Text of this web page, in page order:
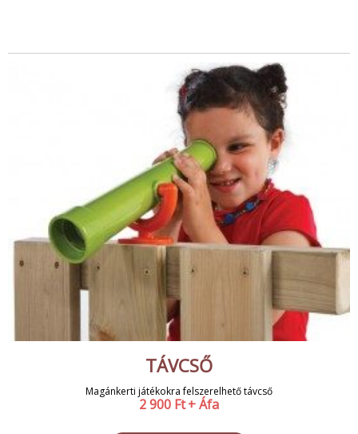
TÁVCSŐ
Magánkerti játékokra felszerelhető távcső
2 900 Ft+ Áfa